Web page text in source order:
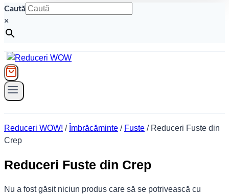
Caută
×
Reduceri WOW! / Îmbrăcăminte / Fuste / Reduceri Fuste din
Crep
Reduceri Fuste din Crep
Nu a fost găsit niciun produs care să se potrivească cu